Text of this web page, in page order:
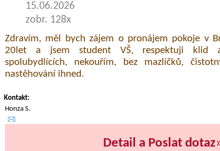
15.06.2026
zobr. 128x
Zdravím, měl bych zájem o pronájem pokoje v
20let a jsem student VŠ, respektuji klid
spolubydlících, nekouřím, bez mazlíčků,
nastěhování ihned.
Kontakt:
Honza S.
Detail a Poslat dotaz